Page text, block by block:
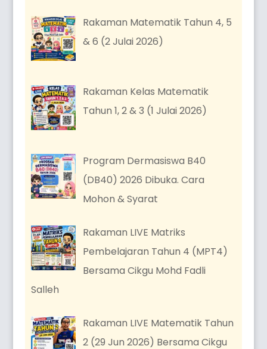
Rakaman Matematik Tahun 4, 5
& 6 (2 Julai 2026)
Rakaman Kelas Matematik
Tahun 1, 2 & 3 (1 Julai 2026)
Program Dermasiswa B40
(DB40) 2026 Dibuka. Cara
Mohon & Syarat
Rakaman LIVE Matriks
Pembelajaran Tahun 4 (MPT4)
Bersama Cikgu Mohd Fadli
Salleh
Rakaman LIVE Matematik Tahun
2 (29 Jun 2026) Bersama Cikgu